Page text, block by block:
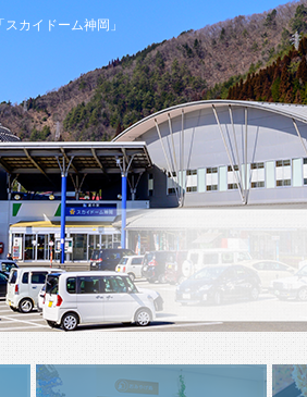
カイドーム神岡」